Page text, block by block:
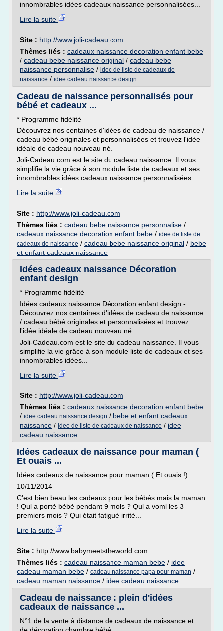
innombrables idées cadeaux naissance personnalisées...
Lire la suite
Site : http://www.joli-cadeau.com
Thèmes liés : cadeaux naissance decoration enfant bebe
/ cadeau bebe naissance original / cadeau bebe
naissance personnalise / idee de liste de cadeaux de
naissance / idee cadeau naissance design
Cadeau de naissance personnalisés pour
bébé et cadeaux ...
* Programme fidélité
Découvrez nos centaines d'idées de cadeau de naissance /
cadeau bébé originales et personnalisées et trouvez l'idée
idéale de cadeau nouveau né.
Joli-Cadeau.com est le site du cadeau naissance. Il vous
simplifie la vie grâce à son module liste de cadeaux et ses
innombrables idées cadeaux naissance personnalisées...
Lire la suite
Site : http://www.joli-cadeau.com
Thèmes liés : cadeau bebe naissance personnalise /
cadeaux naissance decoration enfant bebe / idee de liste de
cadeaux de naissance / cadeau bebe naissance original / bebe
et enfant cadeaux naissance
Idées cadeaux naissance Décoration
enfant design
* Programme fidélité
Idées cadeaux naissance Décoration enfant design -
Découvrez nos centaines d'idées de cadeau de naissance
/ cadeau bébé originales et personnalisées et trouvez
l'idée idéale de cadeau nouveau né.
Joli-Cadeau.com est le site du cadeau naissance. Il vous
simplifie la vie grâce à son module liste de cadeaux et ses
innombrables idées...
Lire la suite
Site : http://www.joli-cadeau.com
Thèmes liés : cadeaux naissance decoration enfant bebe
/ idee cadeau naissance design / bebe et enfant cadeaux
naissance / idee de liste de cadeaux de naissance / idee
cadeau naissance
Idées cadeaux de naissance pour maman (
Et ouais ...
Idées cadeaux de naissance pour maman ( Et ouais !).
10/11/2014
C'est bien beau les cadeaux pour les bébés mais la maman
! Qui a porté bébé pendant 9 mois ? Qui a vomi les 3
premiers mois ? Qui était fatigué irrité...
Lire la suite
Site : http://www.babymeetstheworld.com
Thèmes liés : cadeau naissance maman bebe / idee
cadeau maman bebe / cadeau naissance papa pour maman /
cadeau maman naissance / idee cadeau naissance
Cadeau de naissance : plein d'idées
cadeaux de naissance ...
N°1 de la vente à distance de cadeaux de naissance et